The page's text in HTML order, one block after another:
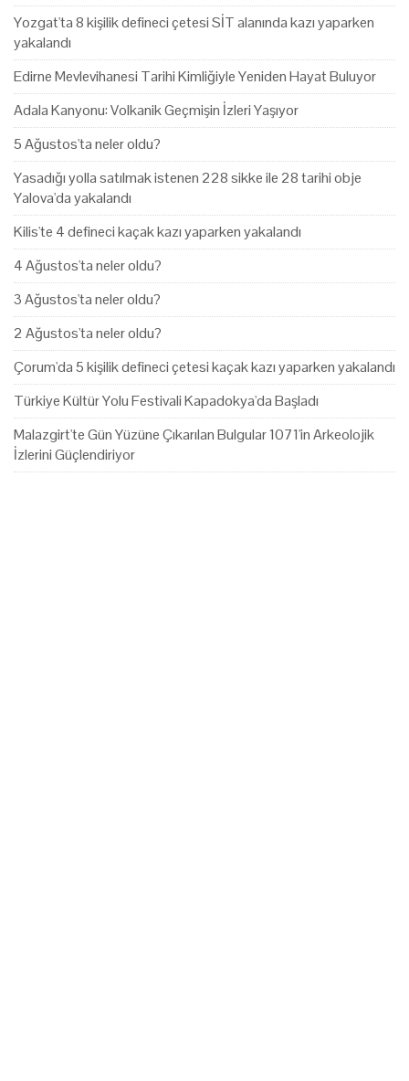
Yozgat'ta 8 kişilik defineci çetesi SİT alanında kazı yaparken
yakalandı
Edirne Mevlevihanesi Tarihi Kimliğiyle Yeniden Hayat Buluyor
Adala Kanyonu: Volkanik Geçmişin İzleri Yaşıyor
5 Ağustos'ta neler oldu?
Yasadığı yolla satılmak istenen 228 sikke ile 28 tarihi obje
Yalova'da yakalandı
Kilis'te 4 defineci kaçak kazı yaparken yakalandı
4 Ağustos'ta neler oldu?
3 Ağustos'ta neler oldu?
2 Ağustos'ta neler oldu?
Çorum'da 5 kişilik defineci çetesi kaçak kazı yaparken yakalandı
Türkiye Kültür Yolu Festivali Kapadokya'da Başladı
Malazgirt'te Gün Yüzüne Çıkarılan Bulgular 1071'in Arkeolojik
İzlerini Güçlendiriyor